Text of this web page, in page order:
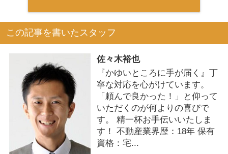
この記事を書いたスタッフ
佐々木裕也
『かゆいところに手が届く』丁
寧な対応を心がけています。
「頼んで良かった！」と仰って
いただくのが何よりの喜びで
す。 精一杯お手伝いいたしま
す！ 不動産業界歴：18年 保有
資格：宅...